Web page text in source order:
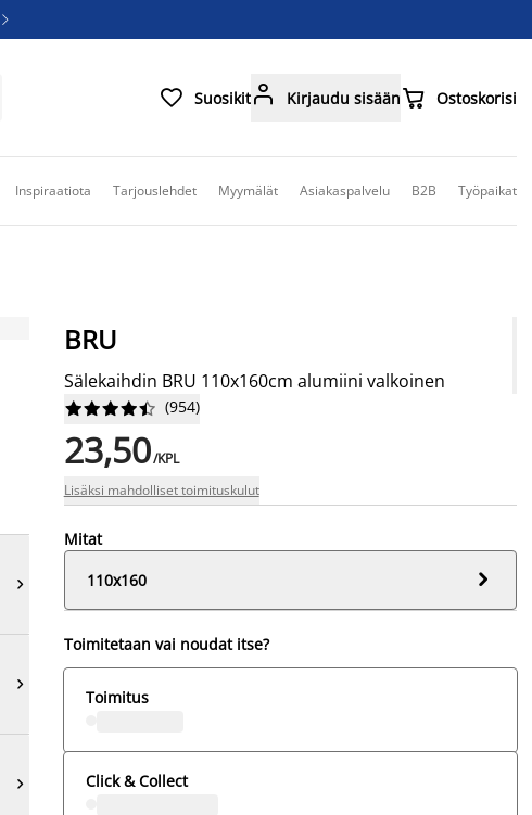

 Suosikit Kirjaudu sisään Ostoskorisi
Inspiraatiota Tarjouslehdet Myymälät Asiakaspalvelu B2B Työpaikat



BRU
Sälekaihdin BRU 110x160cm alumiini valkoinen





 (954)
23,50/KPL
Lisäksi mahdolliset toimituskulut
Mitat
110x160

Toimitetaan vai noudat itse?
Toimitus
Click & Collect